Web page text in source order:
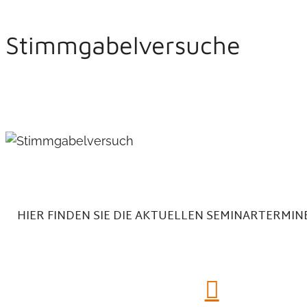
Stimmgabelversuche
HIER FINDEN SIE DIE AKTUELLEN
